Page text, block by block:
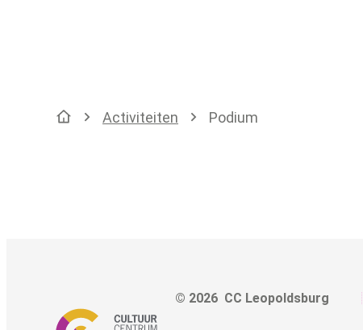
Startpagina
Activiteiten Podium
© 2026 CC Leopoldsburg
Adres
E-mail